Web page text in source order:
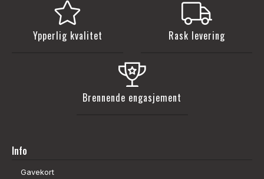
Ypperlig kvalitet Rask levering
Brennende engasjement
Info
Gavekort